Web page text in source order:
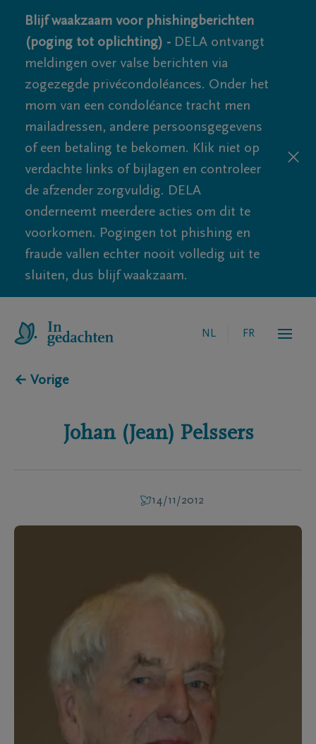
Blijf waakzaam voor phishingberichten
(poging tot oplichting) - DELA ontvangt
meldingen over valse berichten via
zogezegde privécondoléances. Onder het
mom van een condoléance tracht men
mailadressen, andere persoonsgegevens
of een betaling te bekomen. Klik niet op
verdachte links of bijlagen en controleer
de afzender zorgvuldig. DELA
onderneemt meerdere acties om dit te
voorkomen. Pogingen tot phishing en
fraude vallen echter nooit volledig uit te
sluiten, dus blijf waakzaam.
NL FR
← Vorige
Johan (Jean) Pelssers
14/11/2012